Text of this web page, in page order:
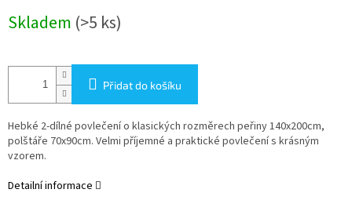
cena:
Skladem (>5 ks)
Přidat do košíku
Hebké 2-dílné povlečení o klasických rozměrech peřiny 140x200cm,
polštáře 70x90cm. Velmi příjemné a praktické povlečení s krásným
vzorem.
Detailní informace